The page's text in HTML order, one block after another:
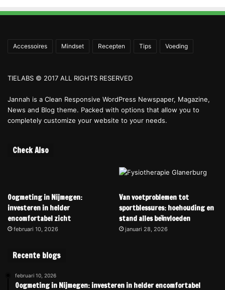
Accessoires Mindset Recepten Tips Voeding
TIELABS © 2017 ALL RIGHTS RESERVED
Jannah is a Clean Responsive WordPress Newspaper, Magazine,
News and Blog theme. Packed with options that allow you to
completely customize your website to your needs.
Check Also
Oogmeting in Nijmegen:
investeren in helder
encomfortabel zicht
februari 10, 2026
Van voetproblemen tot
sportblessures: hoehouding en
stand alles beïnvloeden
januari 28, 2026
Recente blogs
februari 10, 2026
Oogmeting in Nijmegen: investeren in helder encomfortabel